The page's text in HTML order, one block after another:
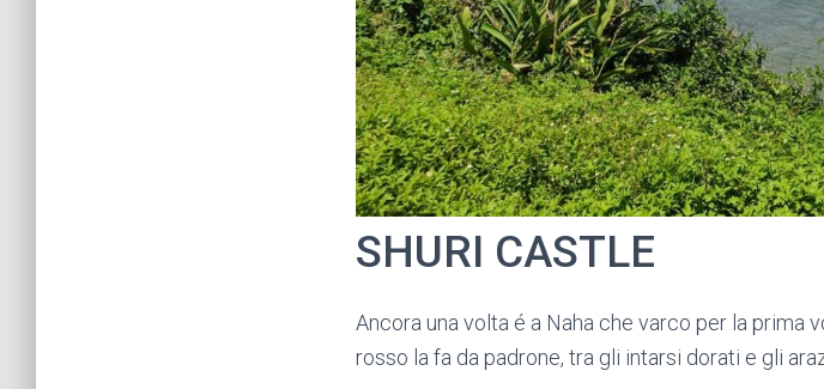
SHURI CASTLE
Ancora una volta é a Naha che varco per la prima
rosso la fa da padrone, tra gli intarsi dorati e gli